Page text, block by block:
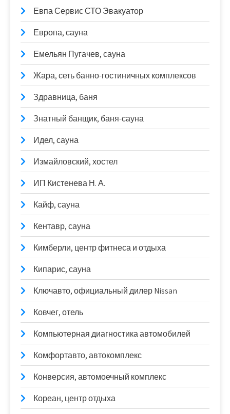
Евпа Сервис СТО Эвакуатор
Европа, сауна
Емельян Пугачев, сауна
Жара, сеть банно-гостиничных комплексов
Здравница, баня
Знатный банщик, баня-сауна
Идел, сауна
Измайловский, хостел
ИП Кистенева Н. А.
Кайф, сауна
Кентавр, сауна
Кимберли, центр фитнеса и отдыха
Кипарис, сауна
Ключавто, официальный дилер Nissan
Ковчег, отель
Компьютерная диагностика автомобилей
Комфортавто, автокомплекс
Конверсия, автомоечный комплекс
Кореан, центр отдыха